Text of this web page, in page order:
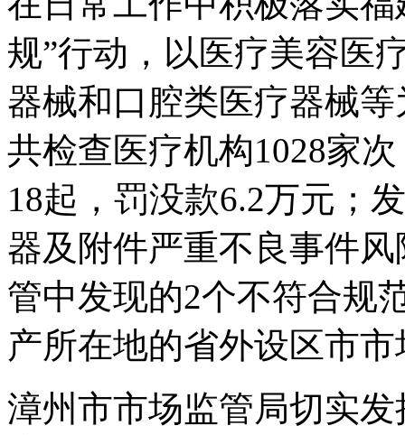
规”行动，以医疗美容医
器械和口腔类医疗器械
共检查医疗机构1028家
18起，罚没款6.2万元；
器及附件严重不良事件
管中发现的2个不符合规
产所在地的省外设区市
漳州市市场监管局切实